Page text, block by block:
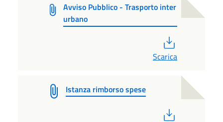
Avviso Pubblico - Trasporto inter
urbano
Scarica
Istanza rimborso spese